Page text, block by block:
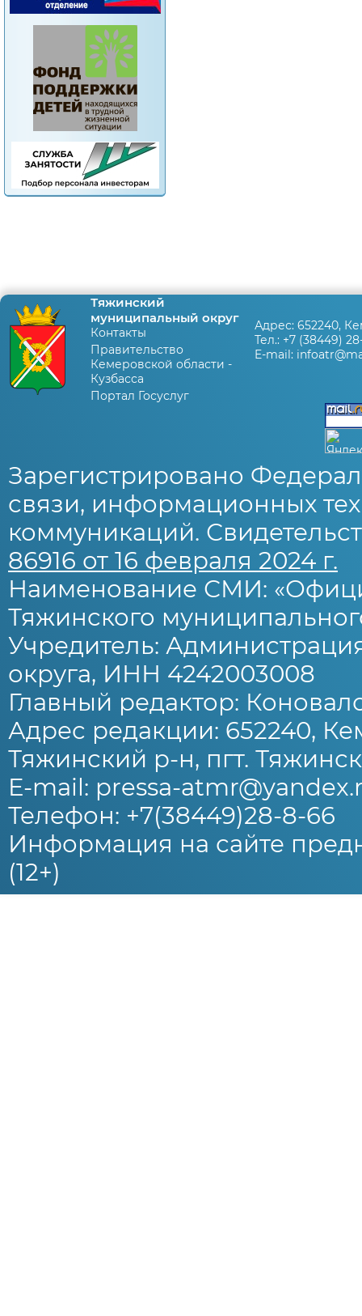
Тяжинский
муниципальный округ
Контакты
Правительство
Кемеровской области -
Кузбасса
Портал Госуслуг
Адрес: 652240,
Тел.: +7 (38449)
E-mail:
Зарегистрировано
связи, информационных
коммуникаций.
86916 от 16 февраля 2024 г.
Наименование СМИ:
Тяжинского
Учредитель:
округа, ИНН 4242003008
Главный редактор:
Адрес редакции: 652240,
Тяжинский р-н, пгт.
E-mail: pressa-
Телефон: +7(38449)28-8-66
Информация на сайте
(12+)